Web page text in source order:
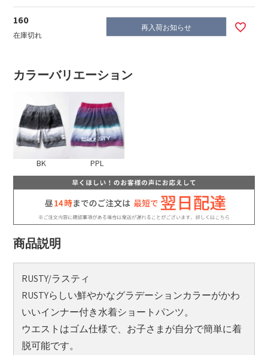
160
在庫切れ
再入荷お知らせ
カラーバリエーション
BK PPL
商品説明
RUSTY/ラスティ
RUSTYらしい鮮やかなグラデーションカラーがかわ
いいインナー付き水着ショートパンツ。
ウエストはゴム仕様で、お子さまが自分で簡単に着
脱可能です。